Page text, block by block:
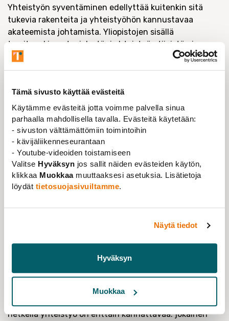
Tämä sivusto käyttää evästeitä
Käytämme evästeitä jotta voimme palvella sinua
parhaalla mahdollisella tavalla. Evästeitä käytetään:
- sivuston välttämättömiin toimintoihin
- kävijäliikenneseurantaan
- Youtube-videoiden toistamiseen
Valitse Hyväksyn jos sallit näiden evästeiden käytön,
klikkaa Muokkaamuuttaaksesi asetuksia. Lisätietoja
löydät tietosuojasivuiltamme.
Näytä tiedot
Hyväksyn
Muokkaa
Yhteistyön syventäminen edellyttää kuitenkin sitä
tukevia rakenteita ja yhteistyöhön kannustavaa
akateemista johtamista. Yliopistojen sisällä
tarvitaankin nyt mielestäni yhteistyön tiivistämiseen
kannustavaa johtamispuhetta ja yhteistyötä tukevaa
sisäistä rahoitusmallia.
Helmikuun puolivälissä avautunut
on yksi konkreettinen keino vahvistaa yliopistojen
yhteistyötä tohtorikoulutuksessa. Sen kautta
alakohtaiset tohtoriohjelmat voivat avata kurssejaan
toisten yliopistojen väitöskirjatutkijoille.
Tohtoriopintotarjottimelle on listattu
tohtorikoulutuksen kursseja, jotka ovat avoinna kaikille
väitöskirjatutkijoille, joilla on jatko-opiskeluoikeus
suomalaisessa yhteistyöverkostoon kuuluvassa
yliopistoa ovat avanneet yhteensä jo 39 kurssia eri
yliopistojen opetusyhteistyösopimukseen. Rahaa ei
liiku yliopistojen kesken, mutta opintosuorituksia
toisten yliopistojen opiskelijoille tarjoavat yliopistot
saavat ministeriön rahanjakomallissa tuotettujen
hetkellä yhteistyö on erittäin kannattavaa: jokainen